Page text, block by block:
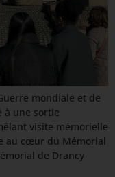
mondiale et de
à une sortie
visite mémorielle
au cœur du Mémorial
de Drancy